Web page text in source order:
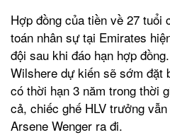
Hợp đồng của tiền về 27 tuổi
toán nhân sự tại Emirates
đội sau khi đáo hạn hợp
Wilshere dự kiến sẽ sớm đặt
có thời hạn 3 năm trong thời
cả, chiếc ghế HLV trưởng
Arsene Wenger ra đi.